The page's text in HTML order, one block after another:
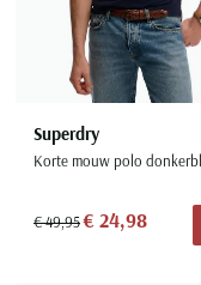
Superdry
€ 49,95€ 24,98